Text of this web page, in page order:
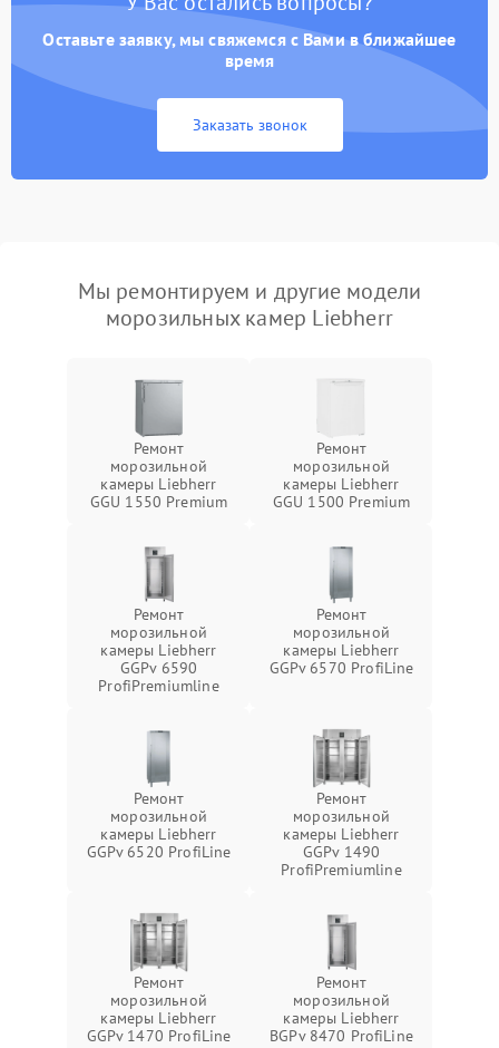
Оставьте заявку, мы свяжемся с Вами в ближайшее
время
Заказать звонок
Мы ремонтируем и другие модели
морозильных камер Liebherr
Ремонт
морозильной
камеры Liebherr
GGU 1550 Premium
Ремонт
морозильной
камеры Liebherr
GGU 1500 Premium
Ремонт
морозильной
камеры Liebherr
GGPv 6590
ProfiPremiumline
Ремонт
морозильной
камеры Liebherr
GGPv 6570 ProfiLine
Ремонт
морозильной
камеры Liebherr
GGPv 6520 ProfiLine
Ремонт
морозильной
камеры Liebherr
GGPv 1490
ProfiPremiumline
Ремонт
морозильной
камеры Liebherr
GGPv 1470 ProfiLine
Ремонт
морозильной
камеры Liebherr
BGPv 8470 ProfiLine